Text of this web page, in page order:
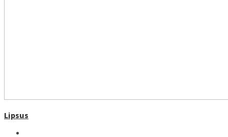
Lipsus